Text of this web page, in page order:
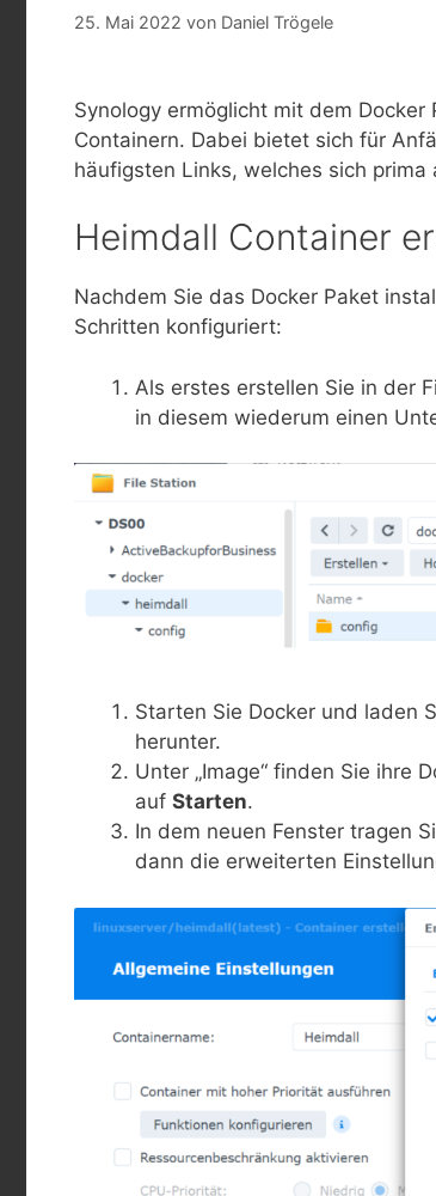
25. Mai 2022 von Daniel Trögele
Synology ermöglicht mit dem
Containern. Dabei bietet sich für
häufigsten Links, welches sich
Heimdall Container
Nachdem Sie das Docker Paket
Schritten konfiguriert:
Als erstes erstellen Sie in der
in diesem wiederum einen
Starten Sie Docker und laden
herunter.
Unter „Image“ finden Sie ihre
auf Starten.
In dem neuen Fenster tragen
dann die erweiterten